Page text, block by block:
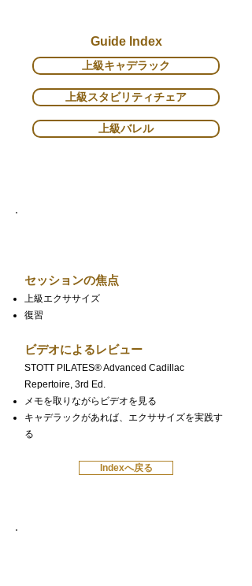
Guide Index
上級キャデラック
上級スタビリティチェア
上級バレル
セッションの焦点
上級エクササイズ
復習
ビデオによるレビュー
STOTT PILATES® Advanced Cadillac
Repertoire, 3rd Ed.
メモを取りながらビデオを見る
キャデラックがあれば、エクササイズを実践す
る
Indexへ戻る